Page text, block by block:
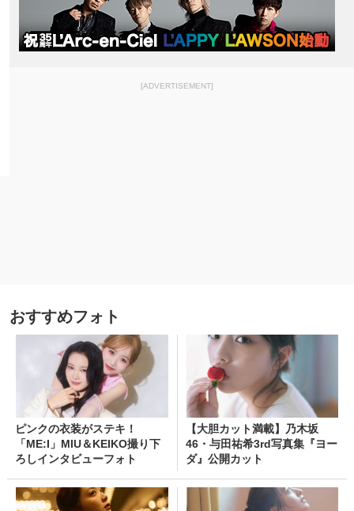
[ADVERTISEMENT]
おすすめフォト
ピンクの衣装がステキ！
「ME:I」MIU＆KEIKO撮り下
ろしインタビューフォト
【大胆カット満載】乃木坂
46・与田祐希3rd写真集『ヨー
ダ』公開カット